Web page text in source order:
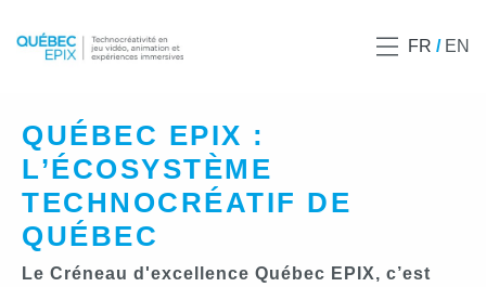
FR EN
QUÉBEC EPIX :
L’ÉCOSYSTÈME
TECHNOCRÉATIF DE
QUÉBEC
Le Créneau d'excellence Québec EPIX, c’est